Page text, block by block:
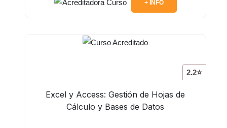
+ INFO
2.2⭐
Excel y Access: Gestión de Hojas de
Cálculo y Bases de Datos